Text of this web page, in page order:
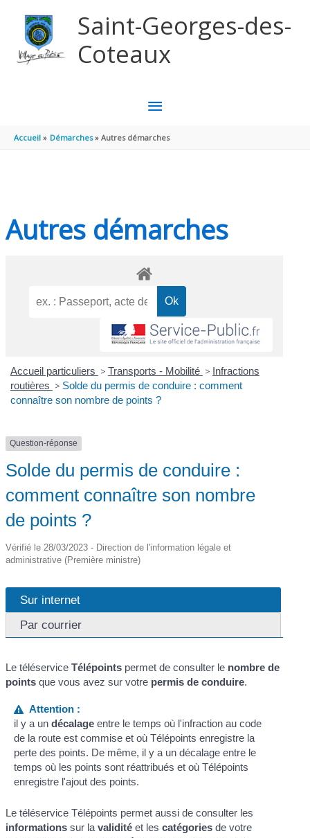
Saint-Georges-des-
Coteaux
MENU
PRINCIPAL
Accueil Démarches Autres démarches
Autres démarches
Accueil particuliers > Transports - Mobilité > Infractions
routières > Solde du permis de conduire : comment
connaître son nombre de points ?
Question-réponse
Solde du permis de conduire :
comment connaître son nombre
de points ?
Vérifié le 28/03/2023 - Direction de l'information légale et
administrative (Première ministre)
Sur internet
Par courrier
Le téléserviceTélépoints permet de consulter le nombre de
points que vous avez sur votre permis de conduire.
Attention :
il y a un décalageentre le temps où l'infraction au code
de la route est commise et où Télépoints enregistre la
perte des points. De même, il y a un décalage entre le
temps où les points sont réattribués et où Télépoints
enregistre l'ajout des points.
Le téléservice Télépoints permet aussi de consulter les
informations sur lavalidité et lescatégories de votre